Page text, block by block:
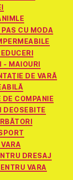
PAS CU MODA
- MAIOURI
DE VARĂ
COMPANIE
DEOSEBITE
DRESAJ
VARA